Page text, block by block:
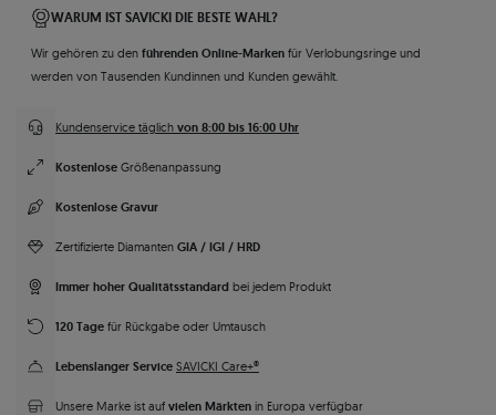
WARUM IST SAVICKI DIE BESTE WAHL?
Wir gehören zu den führenden Online-Marken für Verlobungsringe und
werden von Tausenden Kundinnen und Kunden gewählt.
Kundenservice täglich von 8:00 bis 16:00 Uhr
Kostenlose Größenanpassung
Kostenlose Gravur
Zertifizierte Diamanten GIA / IGI / HRD
Immer hoher Qualitätsstandard bei jedem Produkt
120 Tage für Rückgabe oder Umtausch
Lebenslanger Service SAVICKI Care+®
Unsere Marke ist auf vielen Märkten in Europa verfügbar